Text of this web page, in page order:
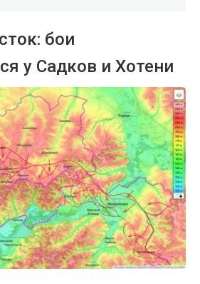
бои
у Садков и Хотени